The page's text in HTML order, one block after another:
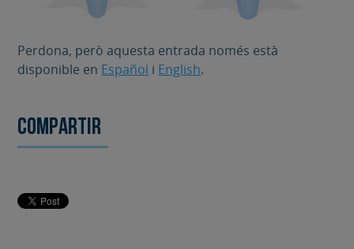
Perdona, però aquesta entrada només està
disponible en Español i English.
Compartir